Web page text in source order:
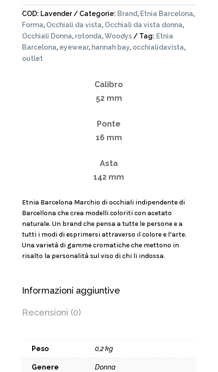
occhiale
da
vista
quantità
COD: Lavender Categorie: Brand, Etnia Barcelona,
Forma, Occhiali da vista, Occhiali da vista donna,
Occhiali Donna, rotonda,Woodys Tag: Etnia
Barcelona, eyewear, hannah bay, occhialidavista,
outlet
Calibro
52 mm
Ponte
16 mm
Asta
142 mm
Etnia Barcelona Marchio di occhiali indipendente di
Barcellona che crea modelli coloriti con acetato
naturale. Un brand che pensa a tutte le persone e a
tutti i modi di esprimersi attraverso il colore e l’arte.
Una varietà di gamme cromatiche che mettono in
risalto la personalità sul viso di chi li indossa.
Informazioni aggiuntive
Recensioni (0)
Peso 0,2 kg
Genere Donna